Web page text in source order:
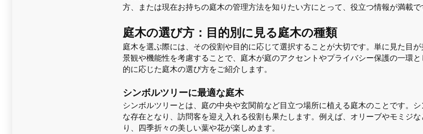
方、または現在お持ちの庭木の管理方法を知りたい方にとって、役立つ情報が満載で
庭木の選び方：目的別に見る庭木の種類
庭木を選ぶ際には、その役割や目的に応じて選択することが大切です。単に見た目
景観や機能性を考慮することで、庭木が庭のアクセントやプライバシー保護の一環
的に応じた庭木の選び方をご紹介します。
シンボルツリーに最適な庭木
シンボルツリーとは、庭の中央や玄関前など目立つ場所に植える庭木のことです。
な存在となり、訪問客を迎え入れる役割も果たします。例えば、オリーブやモミジ
り、四季折々の美しい葉や花が楽しめます。